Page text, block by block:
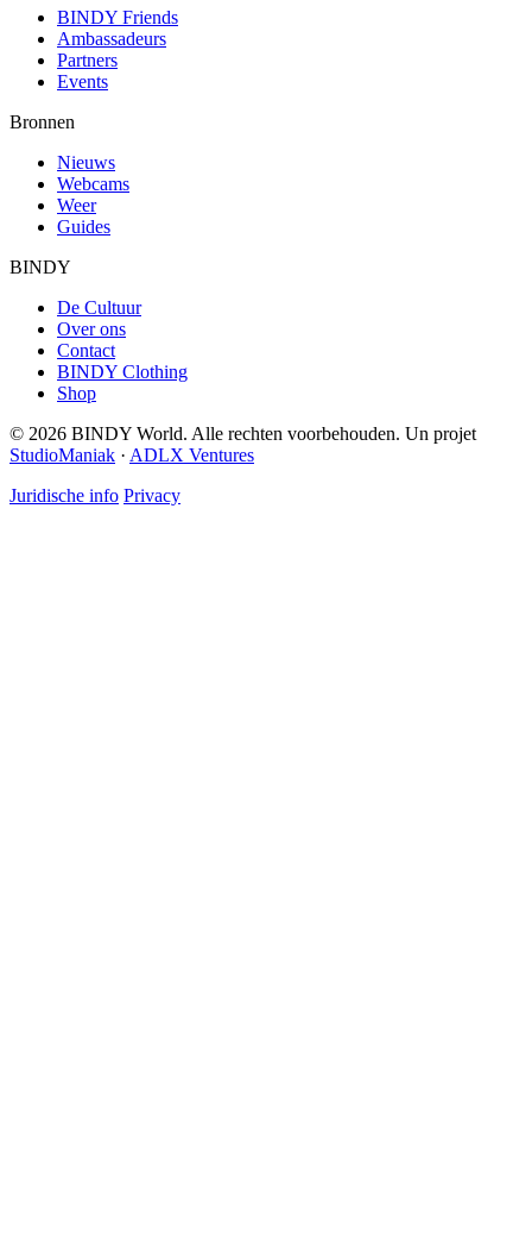
BINDY Friends
Ambassadeurs
Partners
Events
Bronnen
Nieuws
Webcams
Weer
Guides
BINDY
De Cultuur
Over ons
Contact
BINDY Clothing
Shop
© 2026 BINDY World. Alle rechten voorbehouden. Un projet
StudioManiak · ADLX Ventures
Juridische info Privacy